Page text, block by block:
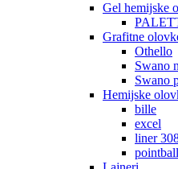
Gel hemijske
Grafitne
Othello
Swano
Swano
Hemijske
bille
excel
liner
pointball